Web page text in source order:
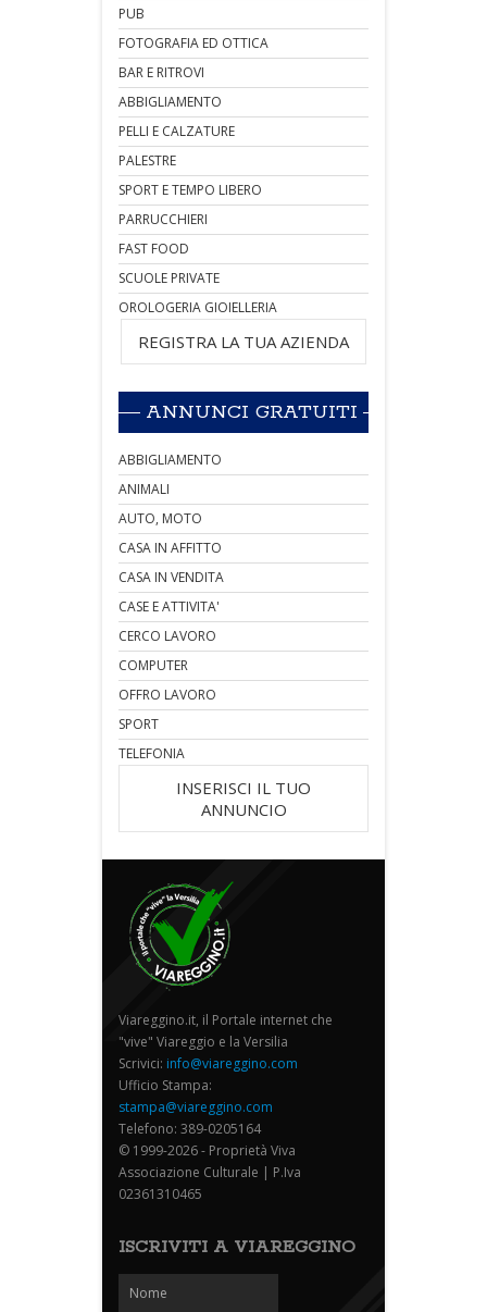
PUB
FOTOGRAFIA ED OTTICA
BAR E RITROVI
ABBIGLIAMENTO
PELLI E CALZATURE
PALESTRE
SPORT E TEMPO LIBERO
PARRUCCHIERI
FAST FOOD
SCUOLE PRIVATE
OROLOGERIA GIOIELLERIA
REGISTRA LA TUA AZIENDA
ANNUNCI GRATUITI
ABBIGLIAMENTO
ANIMALI
AUTO, MOTO
CASA IN AFFITTO
CASA IN VENDITA
CASE E ATTIVITA'
CERCO LAVORO
COMPUTER
OFFRO LAVORO
SPORT
TELEFONIA
INSERISCI IL TUO
ANNUNCIO
Viareggino.it, il Portale internet che
"vive" Viareggio e la Versilia
Scrivici: info@viareggino.com
Ufficio Stampa:
stampa@viareggino.com
Telefono: 389-0205164
© 1999-2026 - Proprietà Viva
Associazione Culturale | P.Iva
02361310465
ISCRIVITI A VIAREGGINO